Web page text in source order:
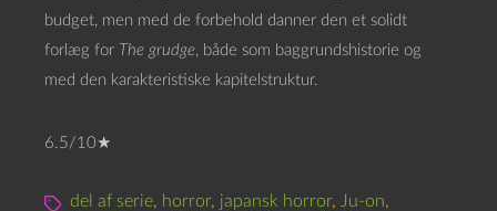
budget, men med de forbehold danner den et solidt
forlæg for The grudge, både som baggrundshistorie og
med den karakteristiske kapitelstruktur.
6.5/10★
del af serie, horror, japansk horror, Ju-on,